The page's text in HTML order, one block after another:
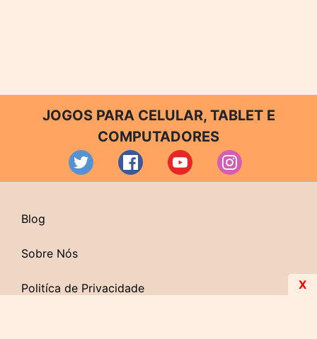
JOGOS PARA CELULAR, TABLET E
COMPUTADORES
Blog
Sobre Nós
Politíca de Privacidade X